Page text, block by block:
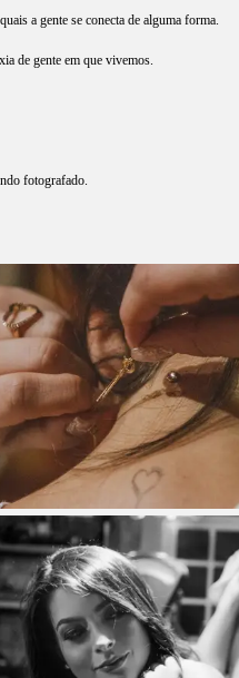
a gente se conecta de alguma forma.
de gente em que vivemos.
fotografado.